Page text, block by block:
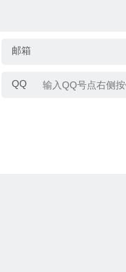
邮箱
QQ